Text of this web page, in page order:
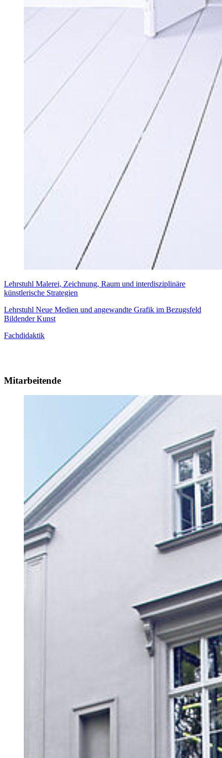
Lehrstuhl Malerei, Zeichnung, Raum und interdisziplinäre
künstlerische Strategien
Lehrstuhl Neue Medien und angewandte Grafik im Bezugsfeld
Bildender Kunst
Fachdidaktik
Mitarbeitende